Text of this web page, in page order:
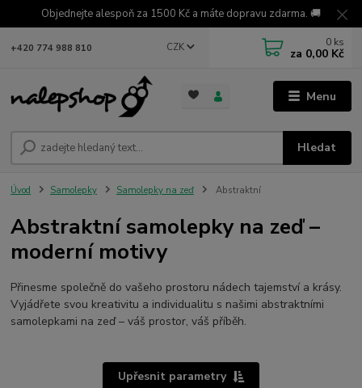
Objednejte alespoň za 1500 Kč a máte dopravu zdarma. 🚚
Menu
CZK
Hledat
+420 774 988 810 0 ks
za 0,00 Kč
Úvod Samolepky Samolepky na zeď Abstraktní
Abstraktní samolepky na zeď –
moderní motivy
Přinesme společně do vašeho prostoru nádech tajemství a krásy.
Vyjádřete svou kreativitu a individualitu s našimi abstraktními
samolepkami na zeď – váš prostor, váš příběh.
Upřesnit parametry